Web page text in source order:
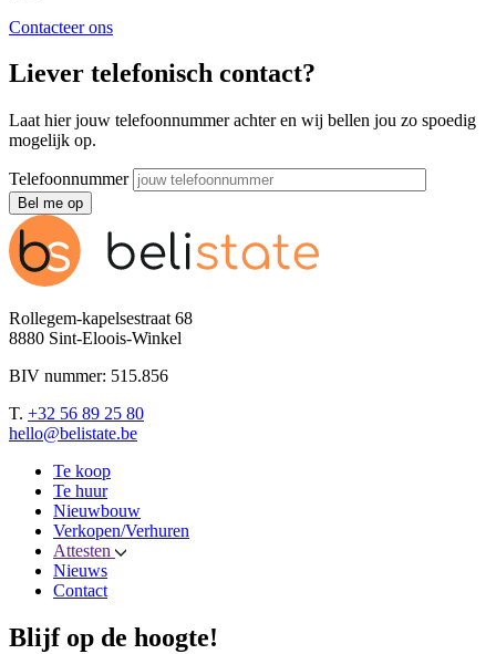
Contacteer ons
Liever telefonisch contact?
Laat hier jouw telefoonnummer achter en wij bellen jou zo spoedig
mogelijk op.
Telefoonnummer
Rollegem-kapelsestraat 68
8880 Sint-Eloois-Winkel
BIV nummer: 515.856
T. +32 56 89 25 80
hello@belistate.be
Te koop
Te huur
Nieuwbouw
Verkopen/Verhuren
Attesten
Nieuws
Contact
Blijf op de hoogte!